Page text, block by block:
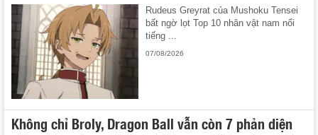
Rudeus Greyrat của Mushoku Tensei
bất ngờ lọt Top 10 nhân vật nam nổi
tiếng ...
07/08/2026
Không chỉ Broly, Dragon Ball vẫn còn 7 phản diện